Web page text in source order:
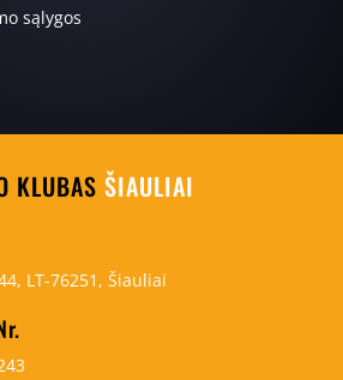
sąlygos
KLUBAS ŠIAULIAI
LT-76251, Šiauliai